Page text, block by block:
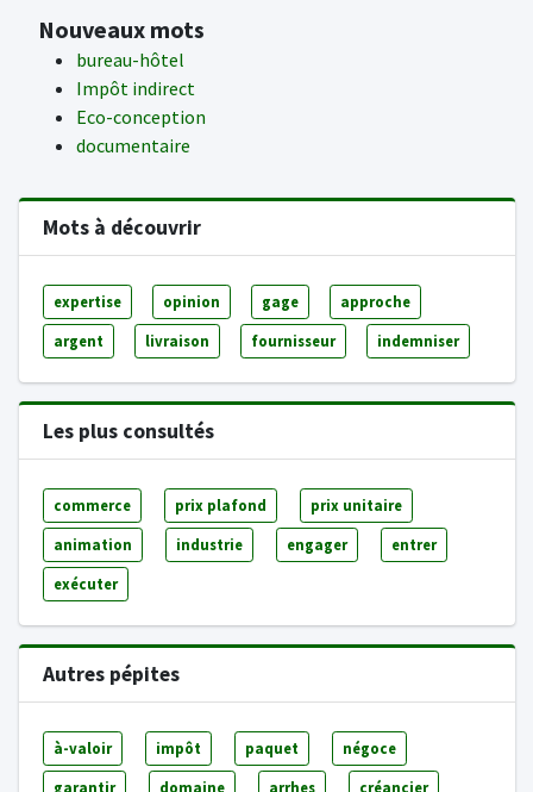
Nouveaux mots
bureau-hôtel
Impôt indirect
Eco-conception
documentaire
Mots à découvrir
expertise opinion gage approche
argent livraison fournisseur indemniser
Les plus consultés
commerce prix plafond prix unitaire
animation industrie engager entrer
exécuter
Autres pépites
à-valoir impôt paquet négoce
garantir domaine arrhes créancier